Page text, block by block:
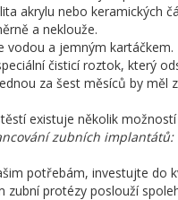
akrylu nebo keramických
a neklouže.
vodou a jemným
čisticí roztok, který
za šest měsíců by
existuje několik
zubních implantátů:
potřebám, investujte do
protézy poslouží